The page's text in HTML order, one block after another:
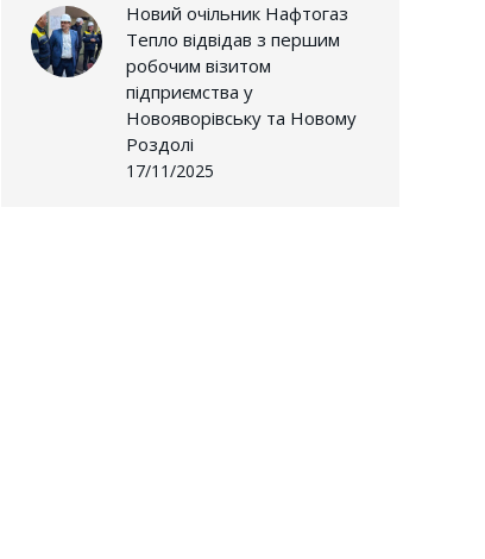
Новий очільник Нафтогаз
Тепло відвідав з першим
робочим візитом
підприємства у
Новояворівську та Новому
Роздолі
17/11/2025